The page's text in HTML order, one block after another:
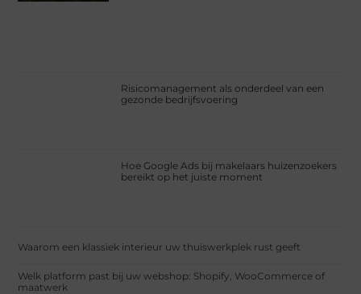
Risicomanagement als onderdeel van een
gezonde bedrijfsvoering
Hoe Google Ads bij makelaars huizenzoekers
bereikt op het juiste moment
Waarom een klassiek interieur uw thuiswerkplek rust geeft
Welk platform past bij uw webshop: Shopify, WooCommerce of
maatwerk